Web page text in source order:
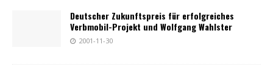
Deutscher Zukunftspreis für erfolgreiches
Verbmobil-Projekt und Wolfgang Wahlster
2001-11-30